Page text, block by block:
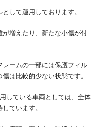
して運用しております。
が増えたり、新たな小傷が付
ームの一部には保護フィル
は比較的少ない状態です。
している車両としては、全体
ています。